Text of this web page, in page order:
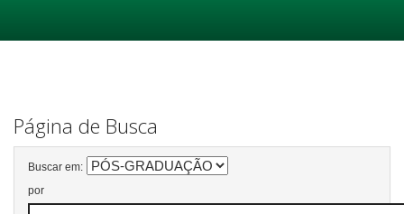
Página de Busca
Buscar em:
por